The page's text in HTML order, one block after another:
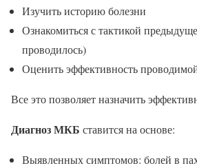
Изучить историю болезни
Ознакомиться с тактикой
проводилось)
Оценить эффективность
Все это позволяет назначить
Диагноз МКБ ставится на основе:
Выявленных симптомов: болей в